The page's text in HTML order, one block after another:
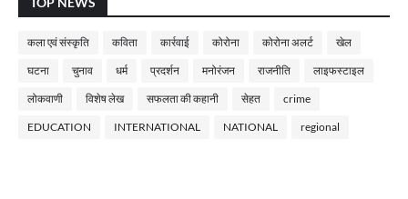
कला एवं संस्कृति कविता कार्रवाई कोरोना कोरोना अलर्ट खेल
घटना चुनाव धर्म प्रदर्शन मनोरंजन राजनीति लाइफस्टाइल
लोकवाणी विशेष लेख सफलता की कहानी सेहत crime
EDUCATION INTERNATIONAL NATIONAL regional